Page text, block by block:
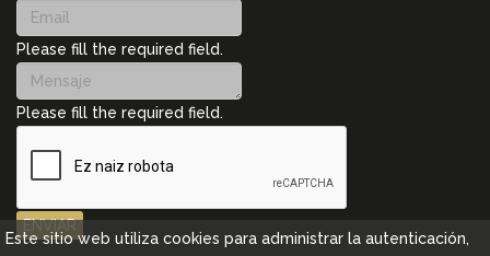
Please fill the required field.
Please fill the required field.
ENVIAR
Este sitio web utiliza cookies para administrar la autenticación,